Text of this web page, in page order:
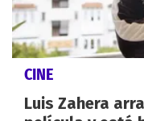
CINE
Luis Zahera